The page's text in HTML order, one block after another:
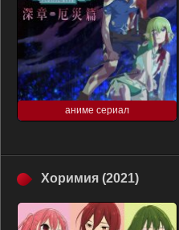
аниме сериал
Хоримия (2021)